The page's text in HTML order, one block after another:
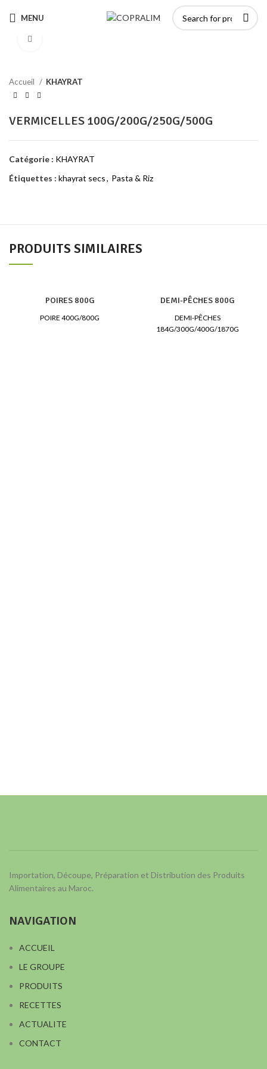
MENU
Accueil KHAYRAT
VERMICELLES 100G/200G/250G/500G
Catégorie : KHAYRAT
Étiquettes : khayrat secs, Pasta & Riz
PRODUITS SIMILAIRES
POIRES 800G
POIRE 400G/800G
DEMI-PÊCHES 800G
DEMI-PÊCHES
184G/300G/400G/1870G
Importation, Découpe, Préparation et Distribution des Produits
Alimentaires au Maroc.
NAVIGATION
ACCUEIL
LE GROUPE
PRODUITS
RECETTES
ACTUALITE
CONTACT